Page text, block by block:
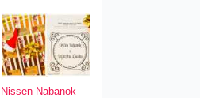
Nissen Nabanok